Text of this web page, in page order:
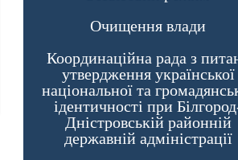
Очищення влади
Координаційна рада з
утвердження української
національної та
ідентичності при
Дністровській районній
державній адміністрації